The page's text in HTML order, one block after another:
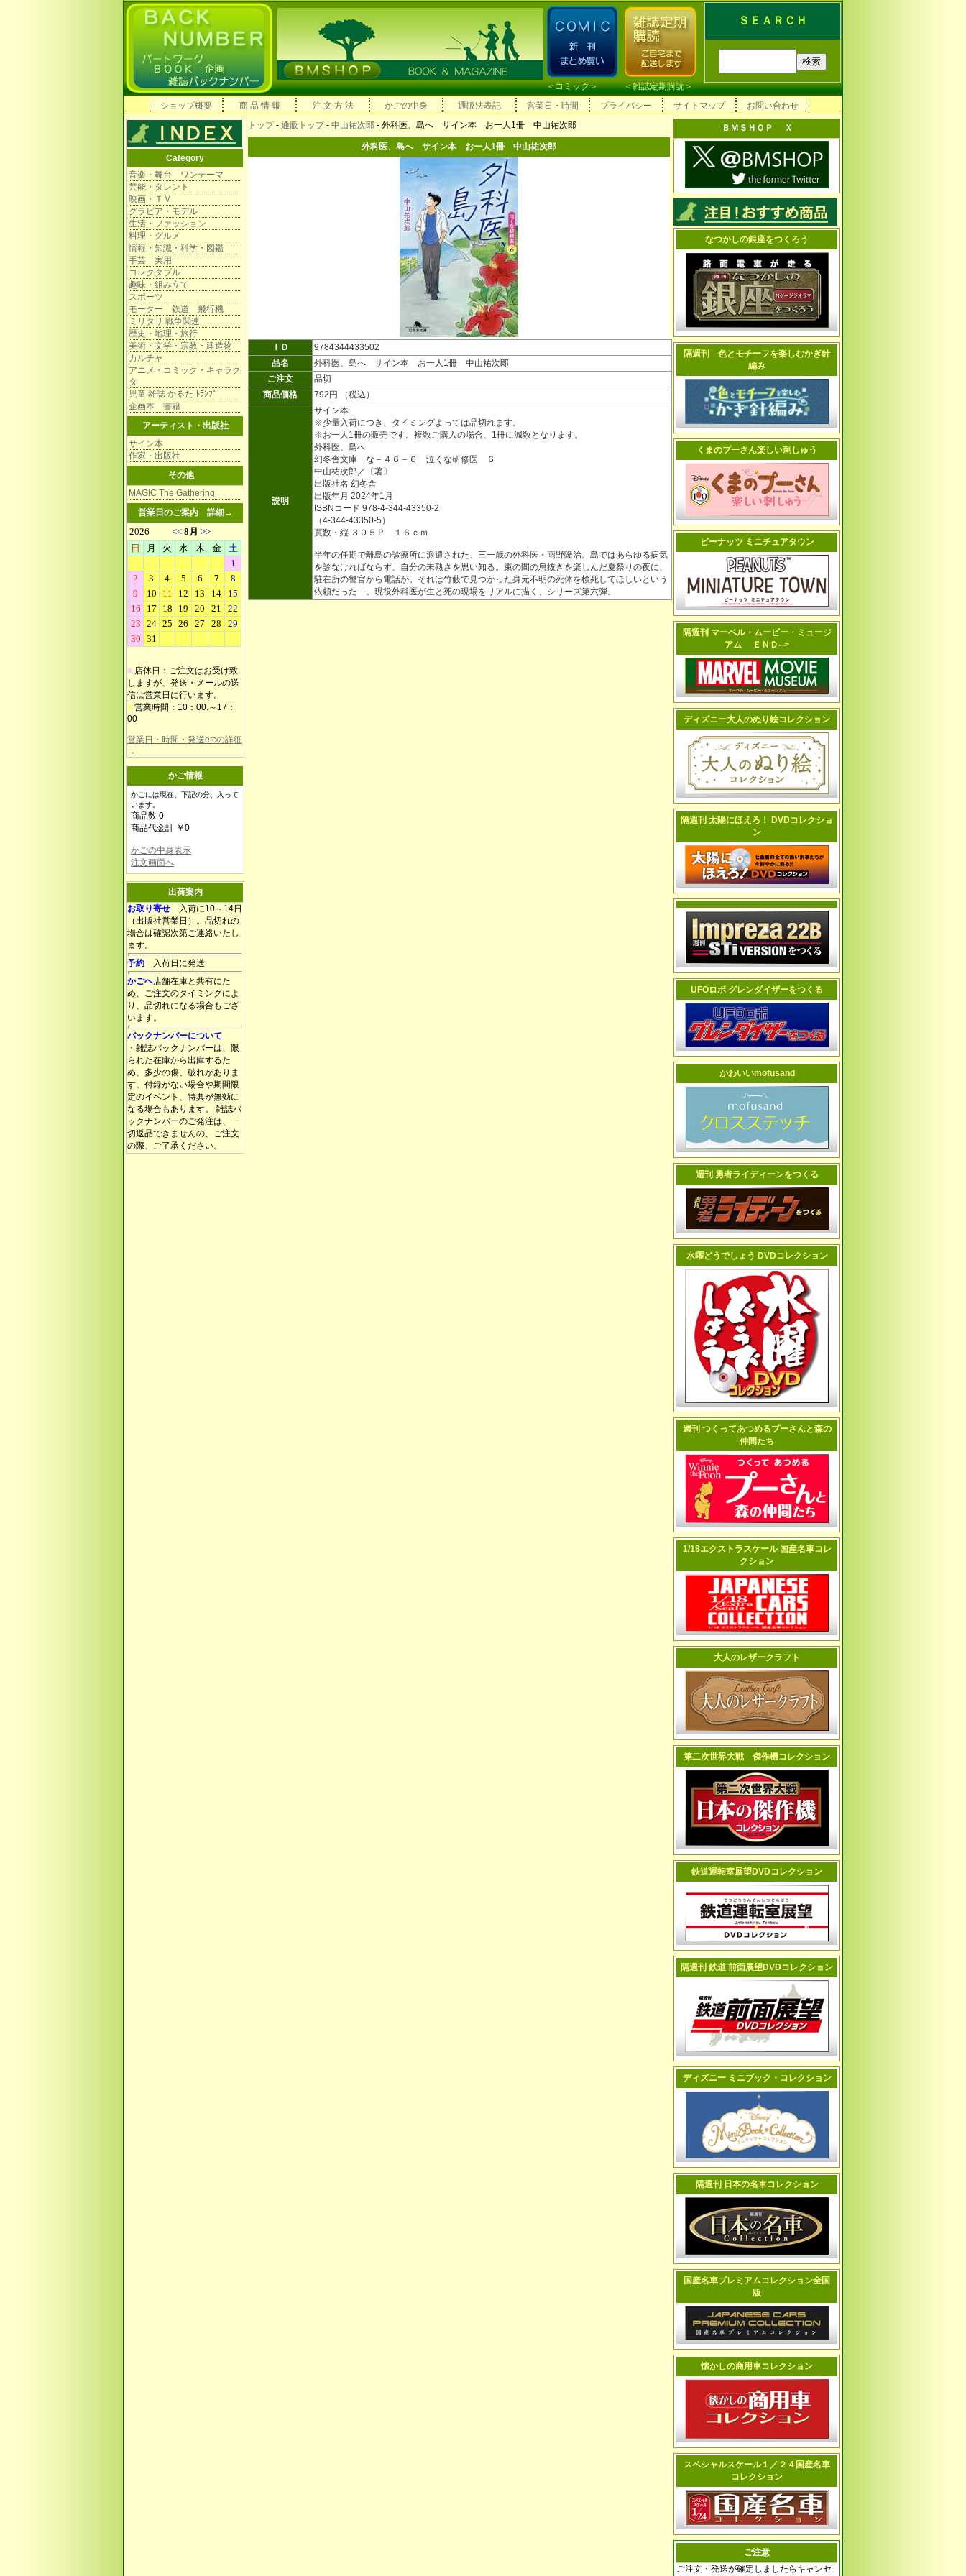
ＳＥＡＲＣＨ
＜コミック＞ ＜雑誌定期購読＞
ショップ概要
商 品 情 報 注 文 方 法 かごの中身 通販法表記 営業日・時間 プライバシー サイトマップ お問い合わせ
Category
音楽・舞台 ワンテーマ
芸能・タレント
映画・ＴＶ
グラビア・モデル
生活・ファッション
料理・グルメ
情報・知識・科学・図鑑
手芸 実用
コレクタブル
趣味・組み立て
スポーツ
モーター 鉄道 飛行機
ミリタリ 戦争関連
歴史・地理・旅行
美術・文学・宗教・建造物
カルチャ
アニメ・コミック・キャラク
タ
児童 雑誌 かるた ﾄﾗﾝﾌﾟ
企画本 書籍
アーティスト・出版社
サイン本
作家・出版社
その他
MAGIC The Gathering
営業日のご案内 詳細→
■ 店休日：ご注文はお受け致
しますが、発送・メールの送
信は営業日に行います。
■ 営業時間：10：00.～17：
00
営業日・時間・発送etcの詳細
→
かご情報
かごには現在、下記の分、入って
います。
商品数 0
商品代金計 ￥0
かごの中身表示
注文画面へ
出荷案内
お取り寄せ 入荷に10～14日
（出版社営業日）。品切れの
場合は確認次第ご連絡いたし
ます。
予約 入荷日に発送
かごへ店舗在庫と共有にた
め、ご注文のタイミングによ
り、品切れになる場合もござ
います。
バックナンバーについて
・雑誌バックナンバーは、限
られた在庫から出庫するた
め、多少の傷、破れがありま
す。付録がない場合や期間限
定のイベント、特典が無効に
なる場合もあります。 雑誌バ
ックナンバーのご発注は、一
切返品できませんの、ご注文
の際、ご了承ください。
トップ- 通販トップ- 中山祐次郎 - 外科医、島へ サイン本 お一人1冊 中山祐次郎
外科医、島へ サイン本 お一人1冊 中山祐次郎
ＩＤ
9784344433502
品名
外科医、島へ サイン本 お一人1冊 中山祐次郎
ご注文
品切
商品価格
792円 （税込）
説明
サイン本
※少量入荷につき、タイミングよっては品切れます。
※お一人1冊の販売です。複数ご購入の場合、1冊に減数となります。
外科医、島へ
幻冬舎文庫 な－４６－６ 泣くな研修医 ６
中山祐次郎／〔著〕
出版社名 幻冬舎
出版年月 2024年1月
ISBNコード 978-4-344-43350-2
（4-344-43350-5）
頁数・縦 ３０５Ｐ １６ｃｍ
半年の任期で離島の診療所に派遣された、三一歳の外科医・雨野隆治。島ではあらゆる病気
を診なければならず、自分の未熟さを思い知る。束の間の息抜きを楽しんだ夏祭りの夜に、
駐在所の警官から電話が。それは竹藪で見つかった身元不明の死体を検死してほしいという
依頼だった―。現役外科医が生と死の現場をリアルに描く、シリーズ第六弾。
ＢＭＳＨＯＰ Ｘ
なつかしの銀座をつくろう
隔週刊 色とモチーフを楽しむかぎ針
編み
くまのプーさん楽しい刺しゅう
ピーナッツ ミニチュアタウン
隔週刊 マーベル・ムービー・ミュージ
アム ＥＮＤ-->
ディズニー大人のぬり絵コレクション
隔週刊 太陽にほえろ！ DVDコレクショ
ン
UFOロボ グレンダイザーをつくる
かわいいmofusand
週刊 勇者ライディーンをつくる
水曜どうでしょう DVDコレクション
週刊 つくってあつめるプーさんと森の
仲間たち
1/18エクストラスケール 国産名車コレ
クション
大人のレザークラフト
第二次世界大戦 傑作機コレクション
鉄道運転室展望DVDコレクション
隔週刊 鉄道 前面展望DVDコレクション
ディズニー ミニブック・コレクション
隔週刊 日本の名車コレクション
国産名車プレミアムコレクション全国
版
懐かしの商用車コレクション
スペシャルスケール１／２４国産名車
コレクション
ご注意
ご注文・発送が確定しましたらキャンセ